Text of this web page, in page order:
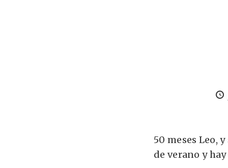
50 meses Leo,
de verano y